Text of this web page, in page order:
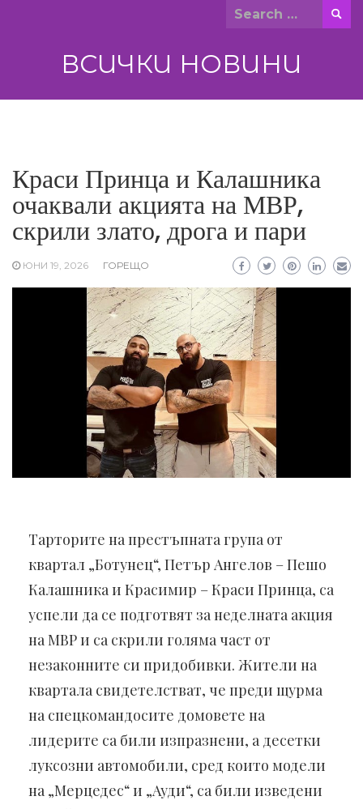
Search
ВСИЧКИ НОВИНИ
Краси Принца и Калашника
очаквали акцията на МВР,
скрили злато, дрога и пари
ЮНИ 19, 2026 ГОРЕЩО
Тарторите на престъпната група от
квартал „Ботунец“, Петър Ангелов – Пешо
Калашника и Красимир – Краси Принца, са
успели да се подготвят за неделната акция
на МВР и са скрили голяма част от
незаконните си придобивки. Жители на
квартала свидетелстват, че преди щурма
на спецкомандосите домовете на
лидерите са били изпразнени, а десетки
луксозни автомобили, сред които модели
на „Мерцедес“ и „Ауди“, са били изведени